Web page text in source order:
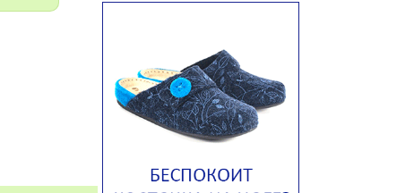
Ирландский картофельный суп
Суп из пастернака
Пряный морковный суп во время
зимних холодов
Американский суп из красной